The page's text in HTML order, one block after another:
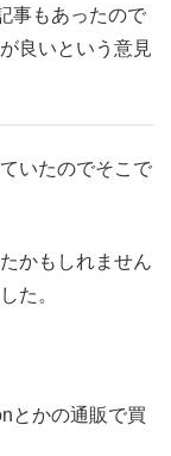
事もあったので
良いという意見
いたのでそこで
かもしれません
た。
とかの通販で買